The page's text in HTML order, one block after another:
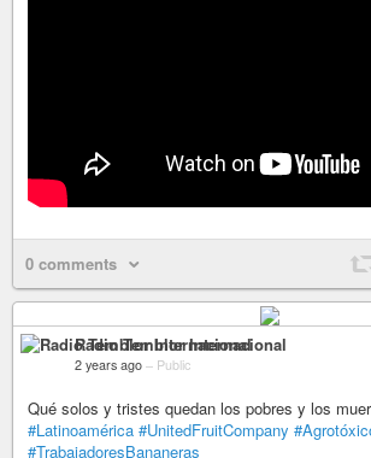
0 comments
Radio Temblor Internacional
2 years ago – Public
Qué solos y tristes quedan los pobres y los
#Latinoamérica #UnitedFruitCompany
#TrabajadoresBananeras